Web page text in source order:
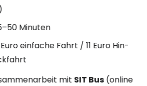
Minuten
einfache Fahrt / 11 Euro Hin-
mit SIT Bus (online